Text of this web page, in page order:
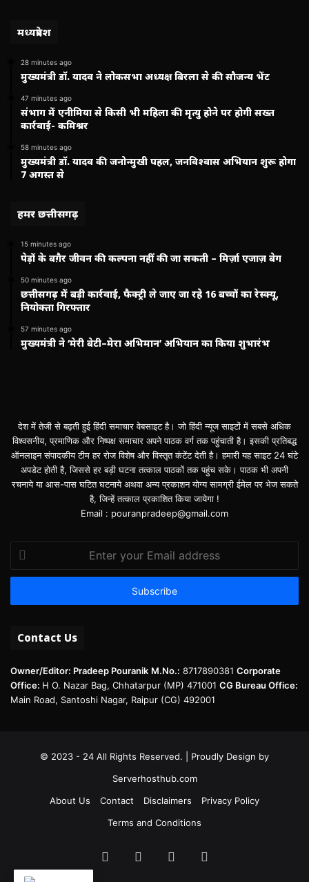
मध्यप्रदेश
28 minutes ago
मुख्यमंत्री डॉ. यादव ने लोकसभा अध्यक्ष बिरला से की सौजन्य भेंट
47 minutes ago
संभाग में एनीमिया से किसी भी महिला की मृत्यु होने पर होगी सख्त
कार्रवाई- कमिश्नर
58 minutes ago
मुख्यमंत्री डॉ. यादव की जनोन्मुखी पहल, जनविश्वास अभियान शुरू होगा
7 अगस्त से
हमर छत्तीसगढ़
15 minutes ago
पेड़ों के बग़ैर जीवन की कल्पना नहीं की जा सकती – मिर्ज़ा एजाज़ बेग
50 minutes ago
छत्तीसगढ़ में बड़ी कार्रवाई, फैक्ट्री ले जाए जा रहे 16 बच्चों का रेस्क्यू,
नियोक्ता गिरफ्तार
57 minutes ago
मुख्यमंत्री ने ‘मेरी बेटी–मेरा अभिमान’ अभियान का किया शुभारंभ
देश में तेजी से बढ़ती हुई हिंदी समाचार वेबसाइट है। जो हिंदी न्यूज साइटों में सबसे अधिक
विश्वसनीय, प्रमाणिक और निष्पक्ष समाचार अपने पाठक वर्ग तक पहुंचाती है। इसकी प्रतिबद्ध
ऑनलाइन संपादकीय टीम हर रोज विशेष और विस्तृत कंटेंट देती है। हमारी यह साइट 24 घंटे
अपडेट होती है, जिससे हर बड़ी घटना तत्काल पाठकों तक पहुंच सके। पाठक भी अपनी
रचनाये या आस-पास घटित घटनाये अथवा अन्य प्रकाशन योग्य सामग्री ईमेल पर भेज सकते
है, जिन्हें तत्काल प्रकाशित किया जायेगा !
Email : pouranpradeep@gmail.com
your
Email
Contact Us
Owner/Editor: Pradeep Pouranik M.No.: 8717890381 Corporate
Office: H O. Nazar Bag, Chhatarpur (MP) 471001 CG Bureau Office:
Main Road, Santoshi Nagar, Raipur (CG) 492001
© 2023 - 24 All Rights Reserved. | Proudly Design by
Serverhosthub.com
About Us
Contact Disclaimers
Privacy Policy
Terms and Conditions
FacebookTwitter LinkedIn